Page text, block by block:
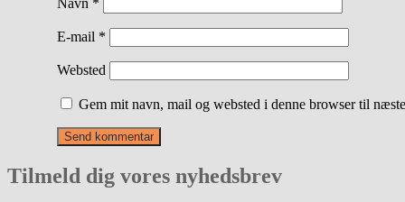
Navn *
E-mail *
Websted
Gem mit navn, mail og websted i denne browser til
Tilmeld dig vores nyhedsbrev